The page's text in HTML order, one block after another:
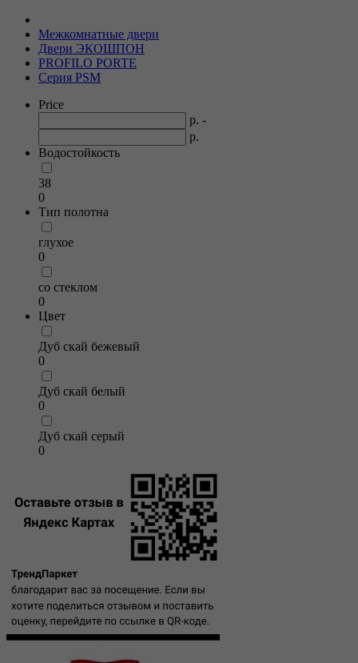
Межкомнатные двери
Двери ЭКОШПОН
PROFILO PORTE
Серия PSM
Price
р. -
р.
Водостойкость
38
0
Тип полотна
глухое
0
со стеклом
0
Цвет
Дуб скай бежевый
0
Дуб скай белый
0
Дуб скай серый
0